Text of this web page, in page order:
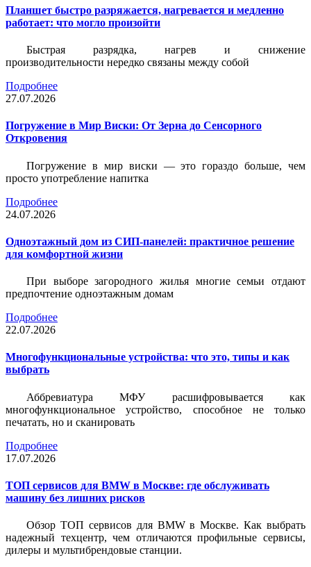
Планшет быстро разряжается, нагревается и медленно
работает: что могло произойти
Быстрая разрядка, нагрев и снижение
производительности нередко связаны между собой
Подробнее
27.07.2026
Погружение в Мир Виски: От Зерна до Сенсорного
Откровения
Погружение в мир виски — это гораздо больше, чем
просто употребление напитка
Подробнее
24.07.2026
Одноэтажный дом из СИП-панелей: практичное решение
для комфортной жизни
При выборе загородного жилья многие семьи отдают
предпочтение одноэтажным домам
Подробнее
22.07.2026
Многофункциональные устройства: что это, типы и как
выбрать
Аббревиатура МФУ расшифровывается как
многофункциональное устройство, способное не только
печатать, но и сканировать
Подробнее
17.07.2026
ТОП сервисов для BMW в Москве: где обслуживать
машину без лишних рисков
Обзор ТОП сервисов для BMW в Москве. Как выбрать
надежный техцентр, чем отличаются профильные сервисы,
дилеры и мультибрендовые станции.